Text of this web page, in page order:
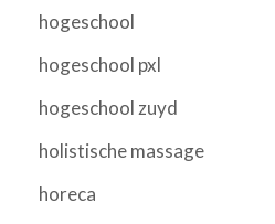
hogeschool
hogeschool pxl
hogeschool zuyd
holistische massage
horeca